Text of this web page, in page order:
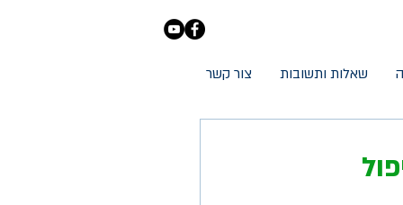
שאלות ותשובות צור קשר